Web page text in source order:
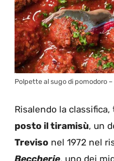
Polpette al sugo di pomodoro
Risalendo la
posto il tiramisù, un
Treviso nel 1972 nel